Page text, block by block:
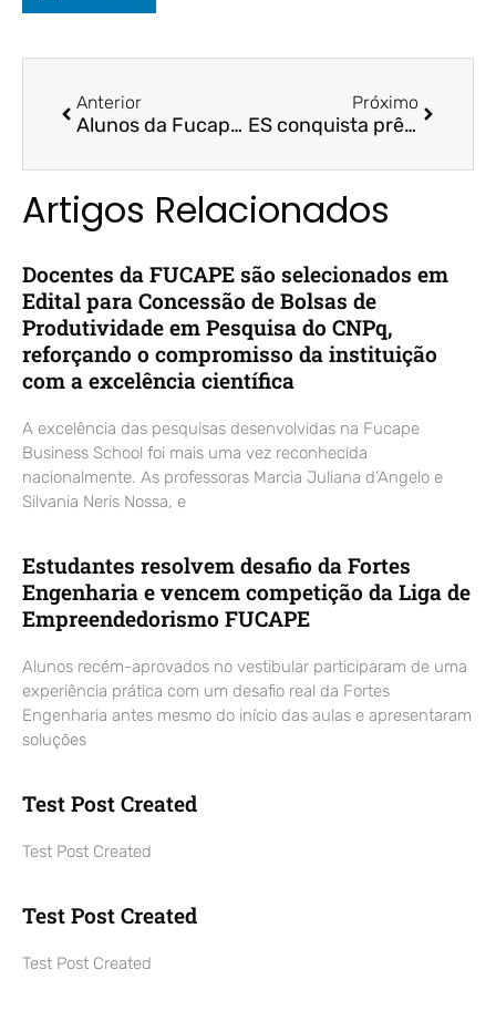
Anterior
Alunos da Fucape vencem concurso nacional de mercado financeiro e vão representar o Brasil em etapa continental – Folha Vitória
Próximo
ES conquista prêmio nacional inédito na área acadêmica – A Gazeta
Artigos Relacionados
Docentes da FUCAPE são selecionados em
Edital para Concessão de Bolsas de
Produtividade em Pesquisa do CNPq,
reforçando o compromisso da instituição
com a excelência científica
A excelência das pesquisas desenvolvidas na Fucape
Business School foi mais uma vez reconhecida
nacionalmente. As professoras Marcia Juliana d’Angelo e
Silvania Neris Nossa, e
Estudantes resolvem desafio da Fortes
Engenharia e vencem competição da Liga de
Empreendedorismo FUCAPE
Alunos recém-aprovados no vestibular participaram de uma
experiência prática com um desafio real da Fortes
Engenharia antes mesmo do início das aulas e apresentaram
soluções
Test Post Created
Test Post Created
Test Post Created
Test Post Created